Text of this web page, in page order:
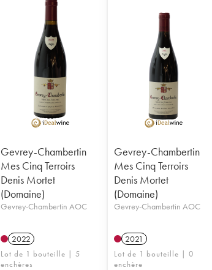
Gevrey-Chambertin
Mes Cinq Terroirs
Denis Mortet
(Domaine)
Gevrey-Chambertin AOC
2022
Lot de 1 bouteille | 5
enchères
Gevrey-Chambertin
Mes Cinq Terroirs
Denis Mortet
(Domaine)
Gevrey-Chambertin AOC
2021
Lot de 1 bouteille | 0
enchère